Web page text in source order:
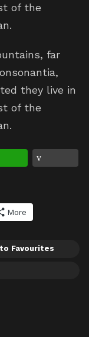
of the
far
they live in
of the
More
Favourites